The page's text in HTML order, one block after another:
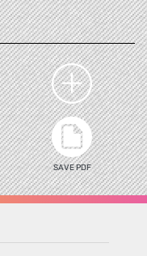
SAVE PDF